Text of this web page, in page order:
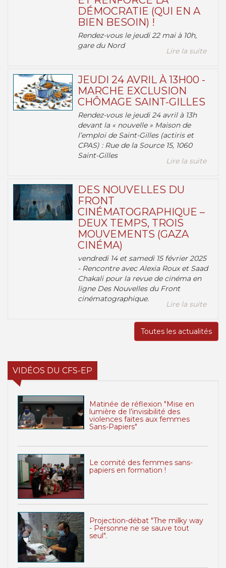
DÉMOCRATIE (QUI EN A
BIEN BESOIN) !
Rendez-vous le jeudi 22 mai à 10h,
gare du Nord
Lire la suite
JEUDI 24 AVRIL À 13H00 -
MARCHE EXCLUSION
CHÔMAGE SAINT-GILLES
Rendez-vous le jeudi 24 avril à 13h
devant la « nouvelle » Maison de
l’emploi de Saint-Gilles (actiris et
CPAS) : Rue de la Source 15, 1060
Saint-Gilles
Lire la suite
DES NOUVELLES DU
FRONT
CINÉMATOGRAPHIQUE –
DEUX TEMPS, TROIS
MOUVEMENTS (GAZA
CINÉMA)
vendredi 14 et samedi 15 février 2025
- Rencontre avec Alexia Roux et Saad
Chakali pour la revue de cinéma en
ligne Des Nouvelles du Front
cinématographique.
Lire la suite
Toutes les actualités
VIDÉOS DU CFS-EP
Matinée de réflexion "Mise en
lumière de l’invisibilité des
violences faites aux femmes
Sans-Papiers"
Le comité des femmes sans-
papiers en formation !
Projection-débat "The milky way
- Personne ne se sauve tout
seul".